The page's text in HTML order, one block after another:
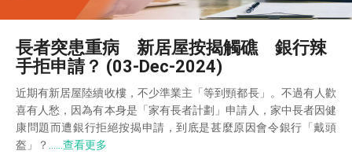
長者突患重病 新居屋按揭觸礁 銀行辣
手拒申請？ (03-Dec-2024)
近期有新居屋陸續收樓，不少準業主「等到頸都長」。不過有人歡
喜有人愁，因為有本身是「家有長者計劃」申請人，家中長者因健
康問題而遭銀行拒絕按揭申請，到底是甚麼原因會令銀行「戴頭
盔」？……查看更多